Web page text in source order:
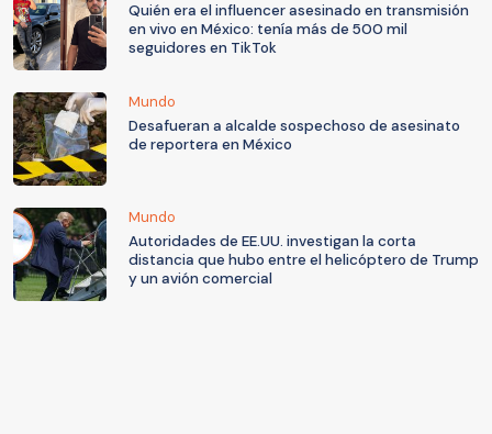
Quién era el influencer asesinado en transmisión
en vivo en México: tenía más de 500 mil
seguidores en TikTok
Mundo
Desafueran a alcalde sospechoso de asesinato
de reportera en México
Mundo
Autoridades de EE.UU. investigan la corta
distancia que hubo entre el helicóptero de Trump
y un avión comercial